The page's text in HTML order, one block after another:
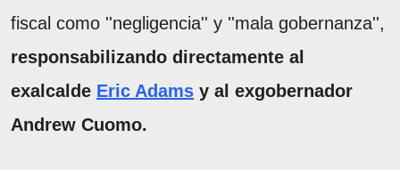
fiscal como ''negligencia'' y ''mala gobernanza'',
responsabilizando directamente al
exalcalde Eric Adams y al exgobernador
Andrew Cuomo.